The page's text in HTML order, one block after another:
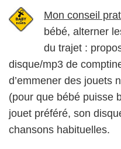
Mon conseil
bébé, alterner
du trajet :
disque/mp3 de
d’emmener des jouets
(pour que bébé puisse
jouet préféré, son
chansons habituelles.